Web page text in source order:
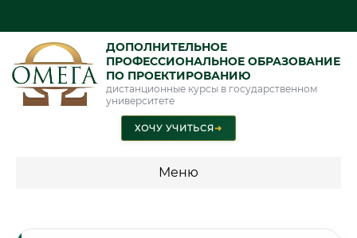
ДОПОЛНИТЕЛЬНОЕ
ПРОФЕССИОНАЛЬНОЕ ОБРАЗОВАНИЕ
ПО ПРОЕКТИРОВАНИЮ
дистанционные курсы в государственном
университете
ХОЧУ УЧИТЬСЯ➜
Меню